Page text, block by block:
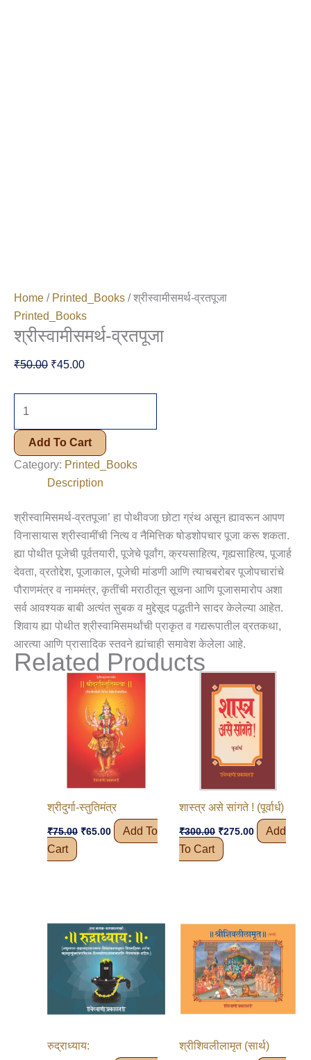
Home / Printed_Books / श्रीस्वामीसमर्थ-व्रतपूजा
Printed_Books
श्रीस्वामीसमर्थ-व्रतपूजा
₹50.00 Original
₹45.00Current
Quantity
Add To Cart
Category: Printed_Books
Description
श्रीस्वामिसमर्थ-व्रतपूजा’ हा पोथीवजा छोटा ग्रंथ असून ह्यावरून आपण
विनासायास श्रीस्वामींची नित्य व नैमित्तिक षोडशोपचार पूजा करू शकता.
ह्या पोथीत पूजेची पूर्वतयारी, पूजेचे पूर्वांग, क्रयसाहित्य, गृह्यसाहित्य, पूजार्ह
देवता, व्रतोद्देश, पूजाकाल, पूजेची मांडणी आणि त्याचबरोबर पूजोपचारांचे
पौराणमंत्र व नाममंत्र, कृतींची मराठीतून सूचना आणि पूजासमारोप अशा
सर्व आवश्यक बाबी अत्यंत सुबक व मुद्देसूद पद्धतीने सादर केलेल्या आहेत.
शिवाय ह्या पोथीत श्रीस्वामिसमर्थांची प्राकृत व गद्यरूपातील व्रतकथा,
आरत्या आणि प्रासादिक स्तवने ह्यांचाही समावेश केलेला आहे.
Related Products
श्रीदुर्गा-स्तुतिमंत्र
₹75.00 Original
₹65.00Current
Price
Add To
Cart
शास्त्र असे सांगते ! (पूर्वार्ध)
₹300.00 Original
Price
Was:
₹275.00Current
Price
Add
To Cart
रुद्राध्याय: श्रीशिवलीलामृत (सार्थ)